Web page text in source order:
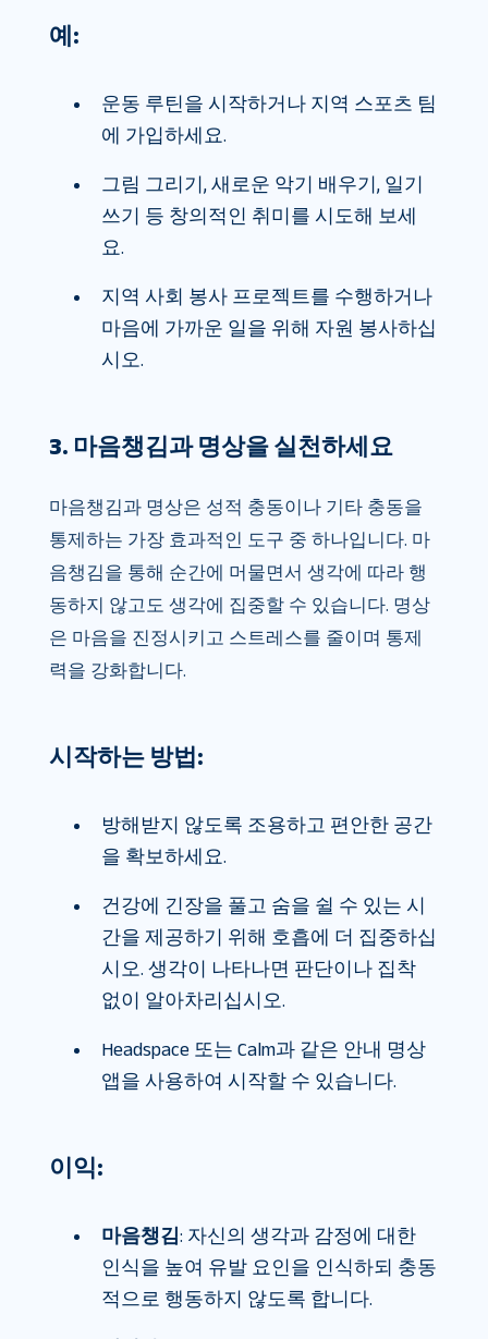
예:
운동 루틴을 시작하거나 지역 스포츠 팀
에 가입하세요.
그림 그리기, 새로운 악기 배우기, 일기
쓰기 등 창의적인 취미를 시도해 보세
요.
지역 사회 봉사 프로젝트를 수행하거나
마음에 가까운 일을 위해 자원 봉사하십
시오.
3. 마음챙김과 명상을 실천하세요
마음챙김과 명상은 성적 충동이나 기타 충동을
통제하는 가장 효과적인 도구 중 하나입니다. 마
음챙김을 통해 순간에 머물면서 생각에 따라 행
동하지 않고도 생각에 집중할 수 있습니다. 명상
은 마음을 진정시키고 스트레스를 줄이며 통제
력을 강화합니다.
시작하는 방법:
방해받지 않도록 조용하고 편안한 공간
을 확보하세요.
건강에 긴장을 풀고 숨을 쉴 수 있는 시
간을 제공하기 위해 호흡에 더 집중하십
시오. 생각이 나타나면 판단이나 집착
없이 알아차리십시오.
Headspace 또는 Calm과 같은 안내 명상
앱을 사용하여 시작할 수 있습니다.
이익:
마음챙김: 자신의 생각과 감정에 대한
인식을 높여 유발 요인을 인식하되 충동
적으로 행동하지 않도록 합니다.